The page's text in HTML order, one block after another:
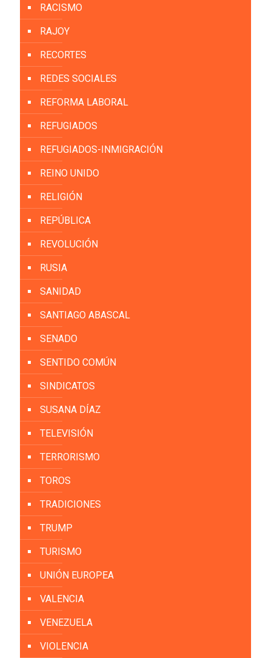
RACISMO
RAJOY
RECORTES
REDES SOCIALES
REFORMA LABORAL
REFUGIADOS
REFUGIADOS-INMIGRACIÓN
REINO UNIDO
RELIGIÓN
REPÚBLICA
REVOLUCIÓN
RUSIA
SANIDAD
SANTIAGO ABASCAL
SENADO
SENTIDO COMÚN
SINDICATOS
SUSANA DÍAZ
TELEVISIÓN
TERRORISMO
TOROS
TRADICIONES
TRUMP
TURISMO
UNIÓN EUROPEA
VALENCIA
VENEZUELA
VIOLENCIA